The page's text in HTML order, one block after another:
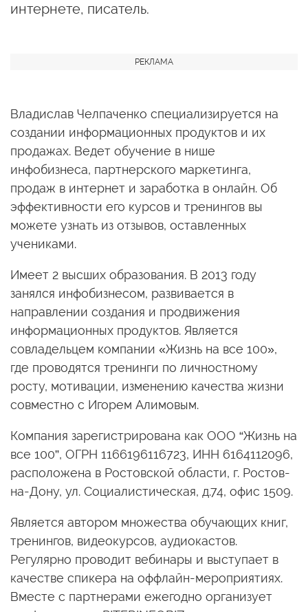
интернете, писатель.
Владислав Челпаченко специализируется на
создании информационных продуктов и их
продажах. Ведет обучение в нише
инфобизнеса, партнерского маркетинга,
продаж в интернет и заработка в онлайн. Об
эффективности его курсов и тренингов вы
можете узнать из отзывов, оставленных
учениками.
Имеет 2 высших образования. В 2013 году
занялся инфобизнесом, развивается в
направлении создания и продвижения
информационных продуктов. Является
совладельцем компании «Жизнь на все 100»,
где проводятся тренинги по личностному
росту, мотивации, изменению качества жизни
совместно с Игорем Алимовым.
Компания зарегистрирована как ООО “Жизнь на
все 100”, ОГРН 1166196116723, ИНН 6164112096,
расположена в Ростовской области, г. Ростов-
на-Дону, ул. Социалистическая, д.74, офис 1509.
Является автором множества обучающих книг,
тренингов, видеокурсов, аудиокастов.
Регулярно проводит вебинары и выступает в
качестве спикера на оффлайн-мероприятиях.
Вместе с партнерами ежегодно организует